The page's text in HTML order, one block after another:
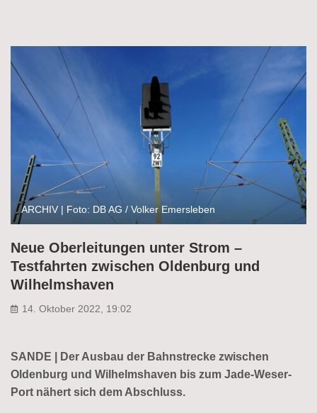
ARCHIV | Foto: DB AG / Volker Emersleben
Neue Oberleitungen unter Strom –
Testfahrten zwischen Oldenburg und
Wilhelmshaven
14. Oktober 2022, 19:02
SANDE | Der Ausbau der Bahn­strecke zwischen
Oldenburg und Wilhelms­haven bis zum Jade-Weser-
Port nähert sich dem Abschluss.